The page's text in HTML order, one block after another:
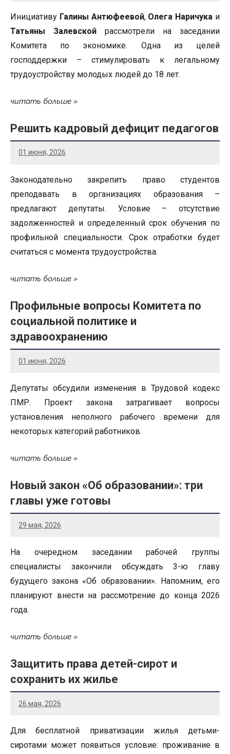
Инициативу Галины Антюфеевой, Олега Наричука и
Татьяны Залевской рассмотрели на заседании
Комитета по экономике. Одна из целей
господдержки – стимулировать к легальному
трудоустройству молодых людей до 18 лет.
читать больше
Решить кадровый дефицит педагогов
01 июня, 2026
Законодательно закрепить право студентов
преподавать в организациях образования –
предлагают депутаты. Условие – отсутствие
задолженностей и определенный срок обучения по
профильной специальности. Срок отработки будет
считаться с момента трудоустройства.
читать больше
Профильные вопросы Комитета по
социальной политике и
здравоохранению
01 июня, 2026
Депутаты обсудили изменения в Трудовой кодекс
ПМР. Проект закона затрагивает вопросы
установления неполного рабочего времени для
некоторых категорий работников.
читать больше
Новый закон «Об образовании»: три
главы уже готовы
29 мая, 2026
На очередном заседании рабочей группы
специалисты закончили обсуждать 3-ю главу
будущего закона «Об образовании». Напомним, его
планируют внести на рассмотрение до конца 2026
года.
читать больше
Защитить права детей-сирот и
сохранить их жилье
26 мая, 2026
Для бесплатной приватизации жилья детьми-
сиротами может появиться условие: проживание в